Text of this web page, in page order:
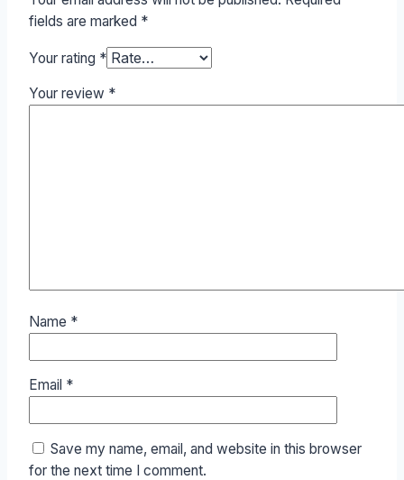
fields are marked *
Your rating *
Your review *
Name *
Email *
Save my name, email, and website in this browser
for the next time I comment.